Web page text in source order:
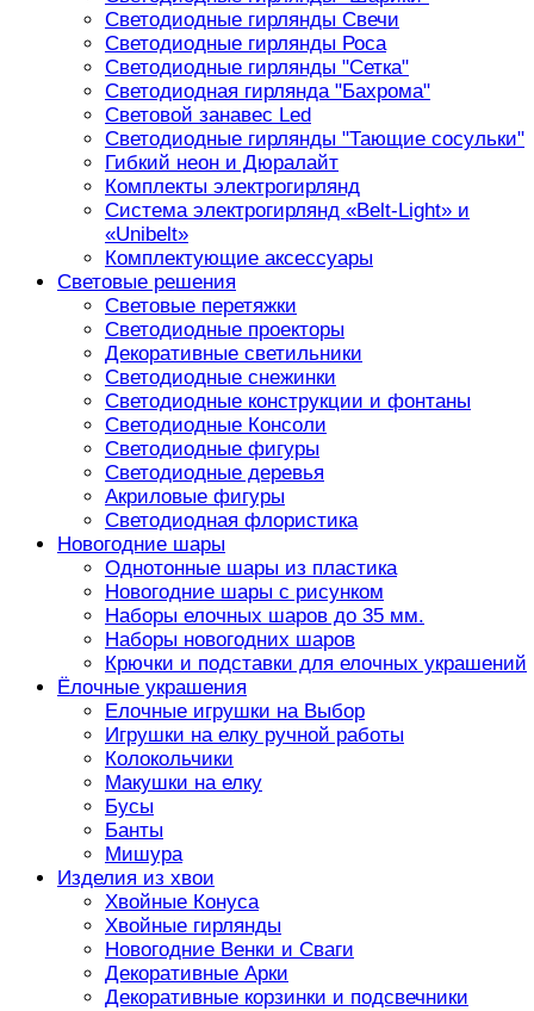
Светодиодные гирлянды Свечи
Светодиодные гирлянды Роса
Светодиодные гирлянды "Сетка"
Светодиодная гирлянда "Бахрома"
Световой занавес Led
Светодиодные гирлянды "Тающие сосульки"
Гибкий неон и Дюралайт
Комплекты электрогирлянд
Система электрогирлянд «Belt-Light» и
«Unibelt»
Комплектующие аксессуары
Световые решения
Световые перетяжки
Светодиодные проекторы
Декоративные светильники
Светодиодные снежинки
Светодиодные конструкции и фонтаны
Светодиодные Консоли
Светодиодные фигуры
Светодиодные деревья
Акриловые фигуры
Светодиодная флористика
Новогодние шары
Однотонные шары из пластика
Новогодние шары с рисунком
Наборы елочных шаров до 35 мм.
Наборы новогодних шаров
Крючки и подставки для елочных украшений
Ёлочные украшения
Елочные игрушки на Выбор
Игрушки на елку ручной работы
Колокольчики
Макушки на елку
Бусы
Банты
Мишура
Изделия из хвои
Хвойные Конуса
Хвойные гирлянды
Новогодние Венки и Сваги
Декоративные Арки
Декоративные корзинки и подсвечники